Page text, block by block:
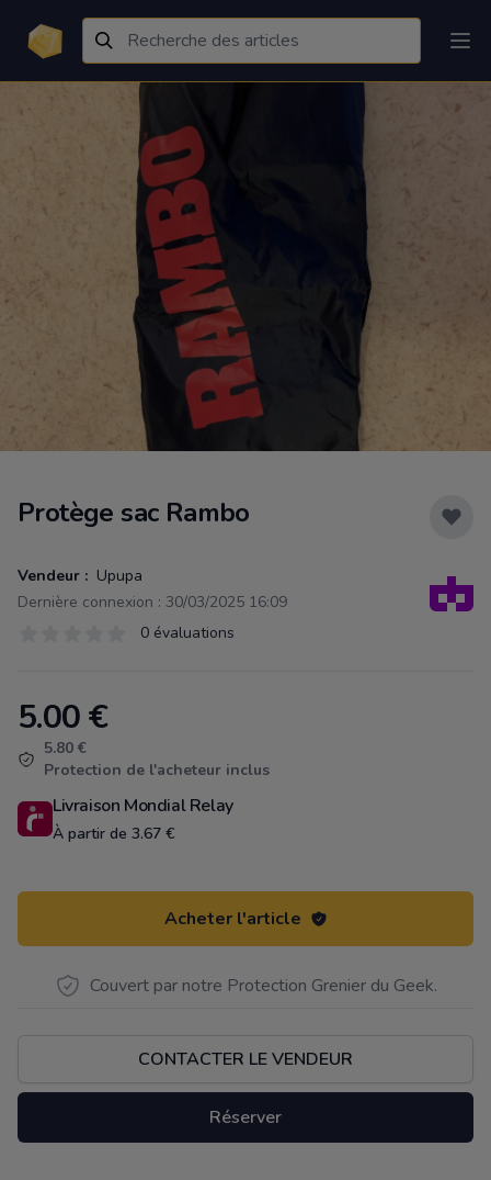
Protège sac Rambo
Vendeur : Upupa
Dernière connexion : 30/03/2025 16:09
0 évaluations
Product information
5.00€
5.80 €
Protection de l'acheteur inclus
Livraison Mondial Relay
À partir de 3.67 €
Acheter l'article
Couvert par notre Protection Grenier du Geek.
CONTACTER LE VENDEUR
Réserver